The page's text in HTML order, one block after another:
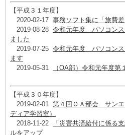
​【平成３１年度】
2020-02-17 事務ソフト集に「旅費
2019-08-28 令和元年度 パソコンス
ました
2019-07-25 令和元年度 パソコンス
ます
2019-05-31
（OA部）令和元年度
​【平成３０年度】
2019-02-01 第４回ＯＡ部会 サンエ
ディア学習室）
2018-11-22
「災害共済給付に係る
ルをアップ